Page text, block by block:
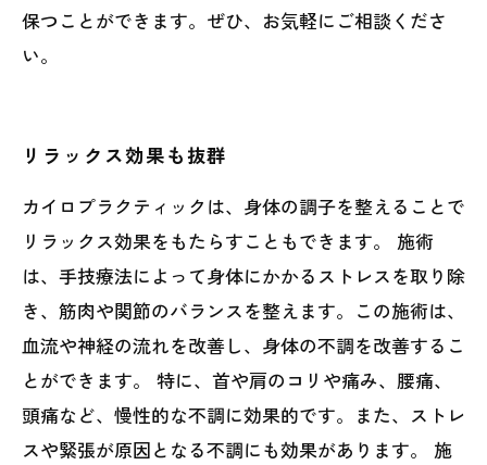
保つことができます。ぜひ、お気軽にご相談くださ
い。
リラックス効果も抜群
カイロプラクティックは、身体の調子を整えることで
リラックス効果をもたらすこともできます。 施術
は、手技療法によって身体にかかるストレスを取り除
き、筋肉や関節のバランスを整えます。この施術は、
血流や神経の流れを改善し、身体の不調を改善するこ
とができます。 特に、首や肩のコリや痛み、腰痛、
頭痛など、慢性的な不調に効果的です。また、ストレ
スや緊張が原因となる不調にも効果があります。 施